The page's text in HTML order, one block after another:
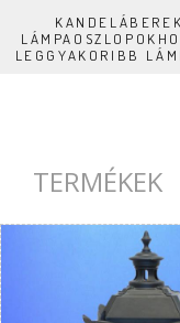
LEGGYAKORIBB
TERMÉKEK